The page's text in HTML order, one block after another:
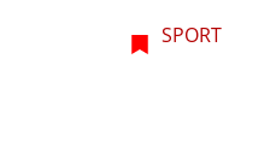
SPORT